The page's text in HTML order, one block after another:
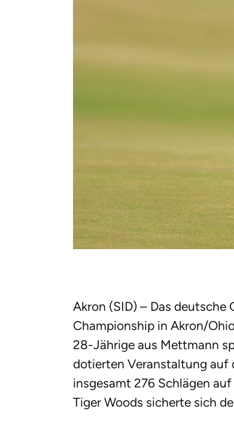
Akron (SID) – Das
Championship in Akron/
28-Jährige aus Mettmann
dotierten Veranstaltung auf
insgesamt 276 Schlägen
Tiger Woods sicherte sich